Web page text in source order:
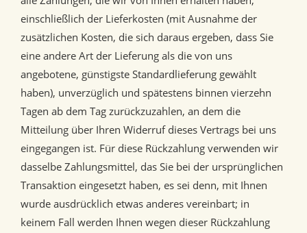
einschließlich der Lieferkosten (mit Ausnahme der
zusätzlichen Kosten, die sich daraus ergeben, dass Sie
eine andere Art der Lieferung als die von uns
angebotene, günstigste Standardlieferung gewählt
haben), unverzüglich und spätestens binnen vierzehn
Tagen ab dem Tag zurückzuzahlen, an dem die
Mitteilung über Ihren Widerruf dieses Vertrags bei uns
eingegangen ist. Für diese Rückzahlung verwenden wir
dasselbe Zahlungsmittel, das Sie bei der ursprünglichen
Transaktion eingesetzt haben, es sei denn, mit Ihnen
wurde ausdrücklich etwas anderes vereinbart; in
keinem Fall werden Ihnen wegen dieser Rückzahlung